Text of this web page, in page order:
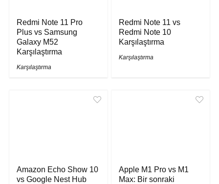
Redmi Note 11 Pro
Plus vs Samsung
Galaxy M52
Karşılaştırma
Karşılaştırma
Redmi Note 11 vs
Redmi Note 10
Karşılaştırma
Karşılaştırma
Amazon Echo Show 10
vs Google Nest Hub
Apple M1 Pro vs M1
Max: Bir sonraki